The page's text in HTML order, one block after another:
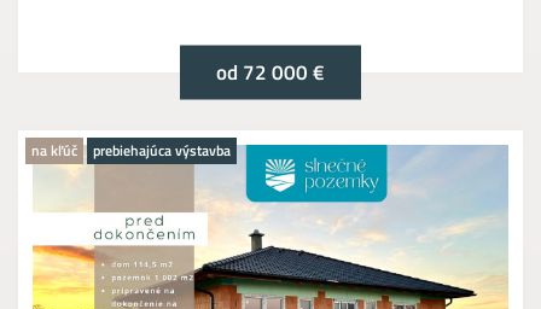
od 72 000 €
na kľúč prebiehajúca výstavba